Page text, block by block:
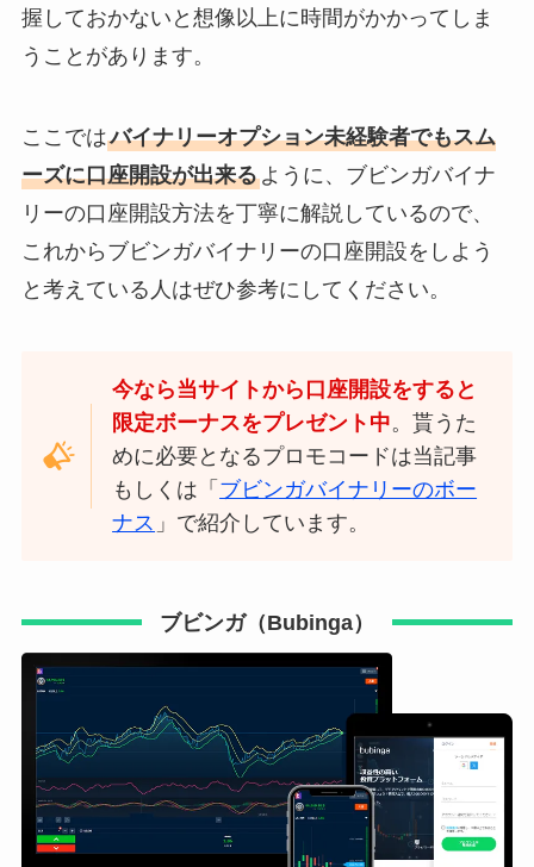
握しておかないと想像以上に時間がかかってしま
うことがあります。
ここではバイナリーオプション未経験者でもスム
ーズに口座開設が出来るように、ブビンガバイナ
リーの口座開設方法を丁寧に解説しているので、
これからブビンガバイナリーの口座開設をしよう
と考えている人はぜひ参考にしてください。
今なら当サイトから口座開設をすると
限定ボーナスをプレゼント中。貰うた
めに必要となるプロモコードは当記事
もしくは「 ブビンガバイナリーのボー
ナス 」で紹介しています。
ブビンガ（Bubinga）